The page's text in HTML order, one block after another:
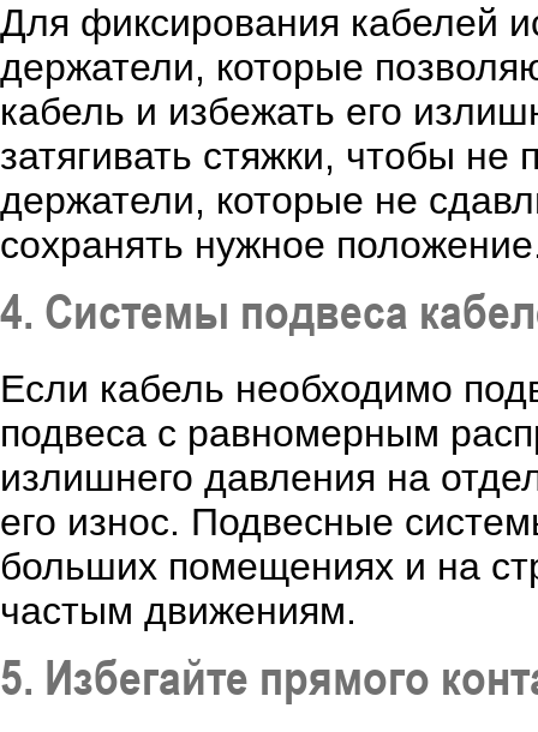
Для фиксирования кабелей
держатели, которые
кабель и избежать его
затягивать стяжки, чтобы не
держатели, которые не
сохранять нужное
4. Системы подвеса
Если кабель необходимо
подвеса с равномерным
излишнего давления на
его износ. Подвесные
больших помещениях и на
частым движениям.
5. Избегайте прямого